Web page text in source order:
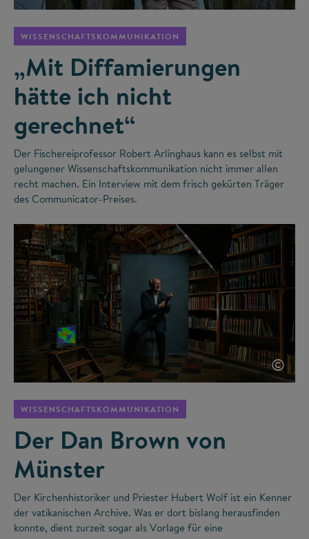
WISSENSCHAFTSKOMMUNIKATION
„Mit Diffamierungen
hätte ich nicht
gerechnet“
Der Fischereiprofessor Robert Arlinghaus kann es selbst mit
gelungener Wissenschaftskommunikation nicht immer allen
recht machen. Ein Interview mit dem frisch gekürten Träger
des Communicator-Preises.
©
WISSENSCHAFTSKOMMUNIKATION
Der Dan Brown von
Münster
Der Kirchenhistoriker und Priester Hubert Wolf ist ein Kenner
der vatikanischen Archive. Was er dort bislang herausfinden
konnte, dient zurzeit sogar als Vorlage für eine